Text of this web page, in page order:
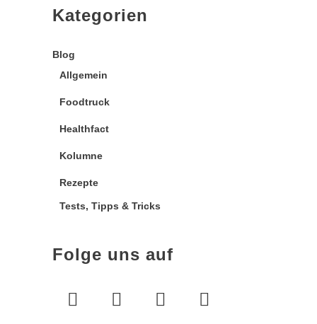
Kategorien
Blog
Allgemein
Foodtruck
Healthfact
Kolumne
Rezepte
Tests, Tipps & Tricks
Folge uns auf